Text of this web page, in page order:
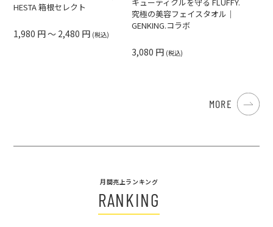
HESTA 箱根セレクト
1,980 円 ～ 2,480 円 (税込)
究極の美容フェイスタオル｜
GENKING.コラボ
3,080 円 (税込)
MORE
月間売上ランキング
RANKING